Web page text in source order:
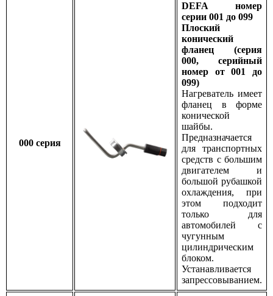
000 серия
DEFA номер
серии 001 до 099
Плоский
конический
фланец (серия
000, серийный
номер от 001 до
099)
Нагреватель имеет
фланец в форме
конической
шайбы.
Предназначается
для транспортных
средств с большим
двигателем и
большой рубашкой
охлаждения, при
этом подходит
только для
автомобилей с
чугунным
цилиндрическим
блоком.
Устанавливается
запрессовыванием.